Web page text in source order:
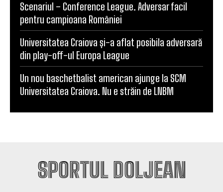
Scenariul – Conference League. Adversar facil
pentru campioana României
Universitatea Craiova și-a aflat posibila adversară
din play-off-ul Europa League
Un nou baschetbalist american ajunge la SCM
Universitatea Craiova. Nu e străin de LNBM
SPORTUL DOLJEAN